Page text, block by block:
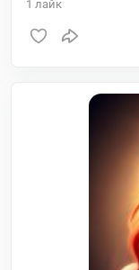
1 лайк